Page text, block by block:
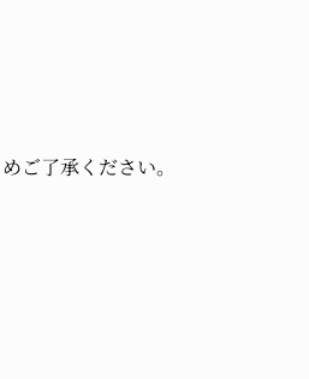
ご了承ください。